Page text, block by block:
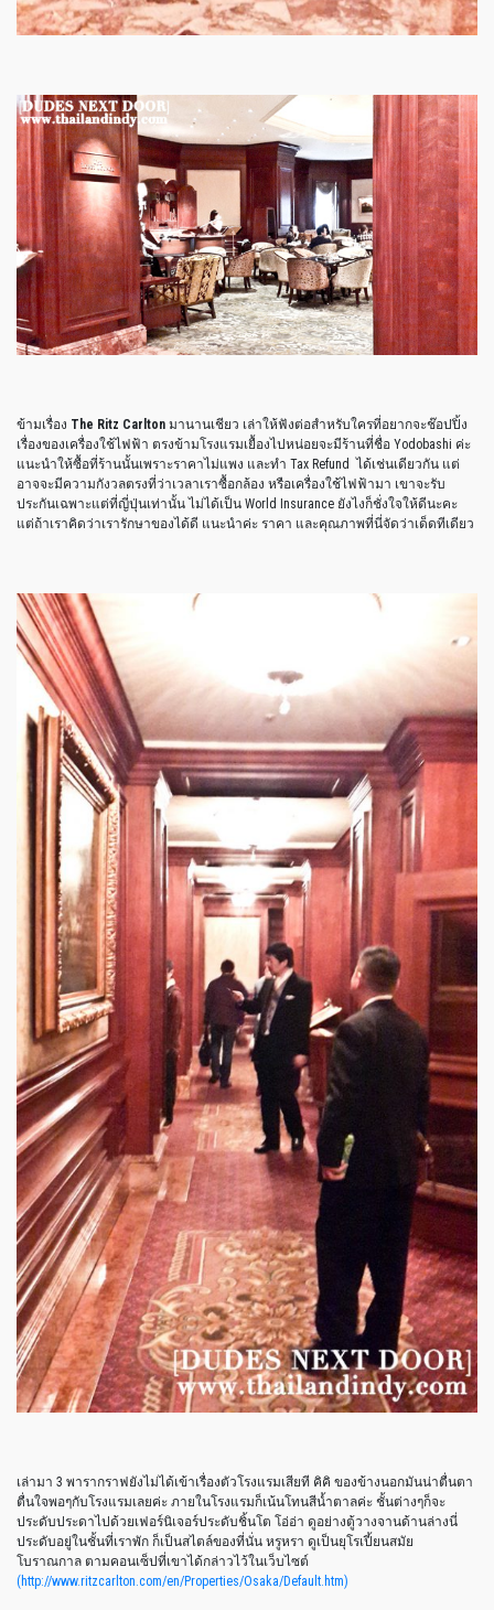
ข้ามเรื่อง The Ritz Carlton มานานเชียว เล่าให้ฟังต่อสำหรับใครที่อยากจะช๊อปปิ้ง
เรื่องของเครื่องใช้ไฟฟ้า ตรงข้ามโรงแรมเยื้องไปหน่อยจะมีร้านที่ชื่อ Yodobashi ค่ะ
แนะนำให้ซื้อที่ร้านนั้นเพราะราคาไม่แพง และทำ Tax Refund ได้เช่นเดียวกัน แต่
อาจจะมีความกังวลตรงที่ว่าเวลาเราซื้อกล้อง หรือเครื่องใช้ไฟฟ้ามา เขาจะรับ
ประกันเฉพาะแต่ที่ญี่ปุ่นเท่านั้น ไม่ได้เป็น World Insurance ยังไงก็ชั่งใจให้ดีนะคะ
แต่ถ้าเราคิดว่าเรารักษาของได้ดี แนะนำค่ะ ราคา และคุณภาพที่นี่จัดว่าเด็ดทีเดียว
เล่ามา 3 พารากราฟยังไม่ได้เข้าเรื่องตัวโรงแรมเสียที คิคิ ของข้างนอกมันน่าตื่นตา
ตื่นใจพอๆกับโรงแรมเลยค่ะ ภายในโรงแรมก็เน้นโทนสีน้ำตาลค่ะ ชั้นต่างๆก็จะ
ประดับประดาไปด้วยเฟอร์นิเจอร์ประดับชิ้นโต โอ่อ่า ดูอย่างตู้วางจานด้านล่างนี่
ประดับอยู่ในชั้นที่เราพัก ก็เป็นสไตล์ของที่นั่น หรูหรา ดูเป็นยุโรเปี้ยนสมัย
โบราณกาล ตามคอนเซ็ปที่เขาได้กล่าวไว้ในเว็บไซต์​
(http://www.ritzcarlton.com/en/Properties/Osaka/Default.htm)